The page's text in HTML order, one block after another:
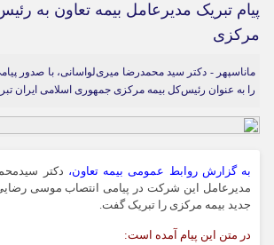
آپارات رمز عبور
مرا به خاطر بسپار
پیام تبریک مدیرعامل بیمه تعاون به
مرکزی
ماناسپهر - دکتر سید محمدرضا میری‌لواسانی، با صدور
را به عنوان رئیس‌کل بیمه مرکزی جمهوری اسلامی ایران
به گزارش روابط عمومی بیمه تعاون، دکتر
مدیرعامل این شرکت در پیامی انتصاب موسی
جدید بیمه مرکزی را تبریک گفت.
در متن این پیام آمده است: